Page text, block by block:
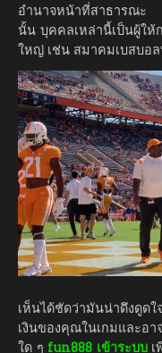
อำนาจหน้าที่สาธารณ
นั้น บุคคลเหล่านี้เป็นผู้ให้
ใหญ่ เช่น สมาคมเบสบอ
เห็นได้ชัดว่ามันน่าดึงดูด
เงินของคุณในเกมและอา
ใด ๆ fun888 เข้าระบบเ